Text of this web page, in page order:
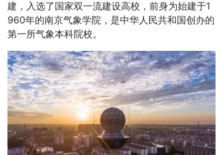
建，入选了国家双一流建设高校，前身为始建于1
960年的南京气象学院，是中华人民共和国创办的
第一所气象本科院校。